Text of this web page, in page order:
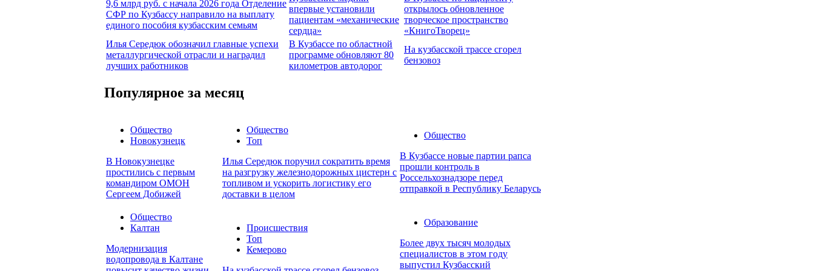
9,6 млрд руб. с начала 2026 года Отделение
СФР по Кузбассу направило на выплату
единого пособия кузбасским семьям
впервые установили
пациентам «механические
сердца»
открылось обновленное
творческое пространство
«КнигоТворец»
Илья Середюк обозначил главные успехи
металлургической отрасли и наградил
лучших работников
В Кузбассе по областной
программе обновляют 80
километров автодорог
На кузбасской трассе сгорел
бензовоз
Популярное за месяц
Общество
Новокузнецк
В Новокузнецке
простились с первым
командиром ОМОН
Сергеем Добижей
Общество
Топ
Илья Середюк поручил сократить время
на разгрузку железнодорожных цистерн с
топливом и ускорить логистику его
доставки в целом
Общество
В Кузбассе новые партии рапса
прошли контроль в
Россельхознадзоре перед
отправкой в Республику Беларусь
Общество
Калтан
Модернизация
водопровода в Калтане
Происшествия
Топ
Кемерово
Образование
Более двух тысяч молодых
специалистов в этом году
выпустил Кузбасский